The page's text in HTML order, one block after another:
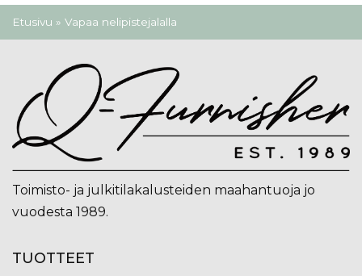
Olet täällä
Etusivu » Vapaa nelipistejalalla
Toimisto- ja julkitilakalusteiden maahantuoja jo
vuodesta 1989.
TUOTTEET